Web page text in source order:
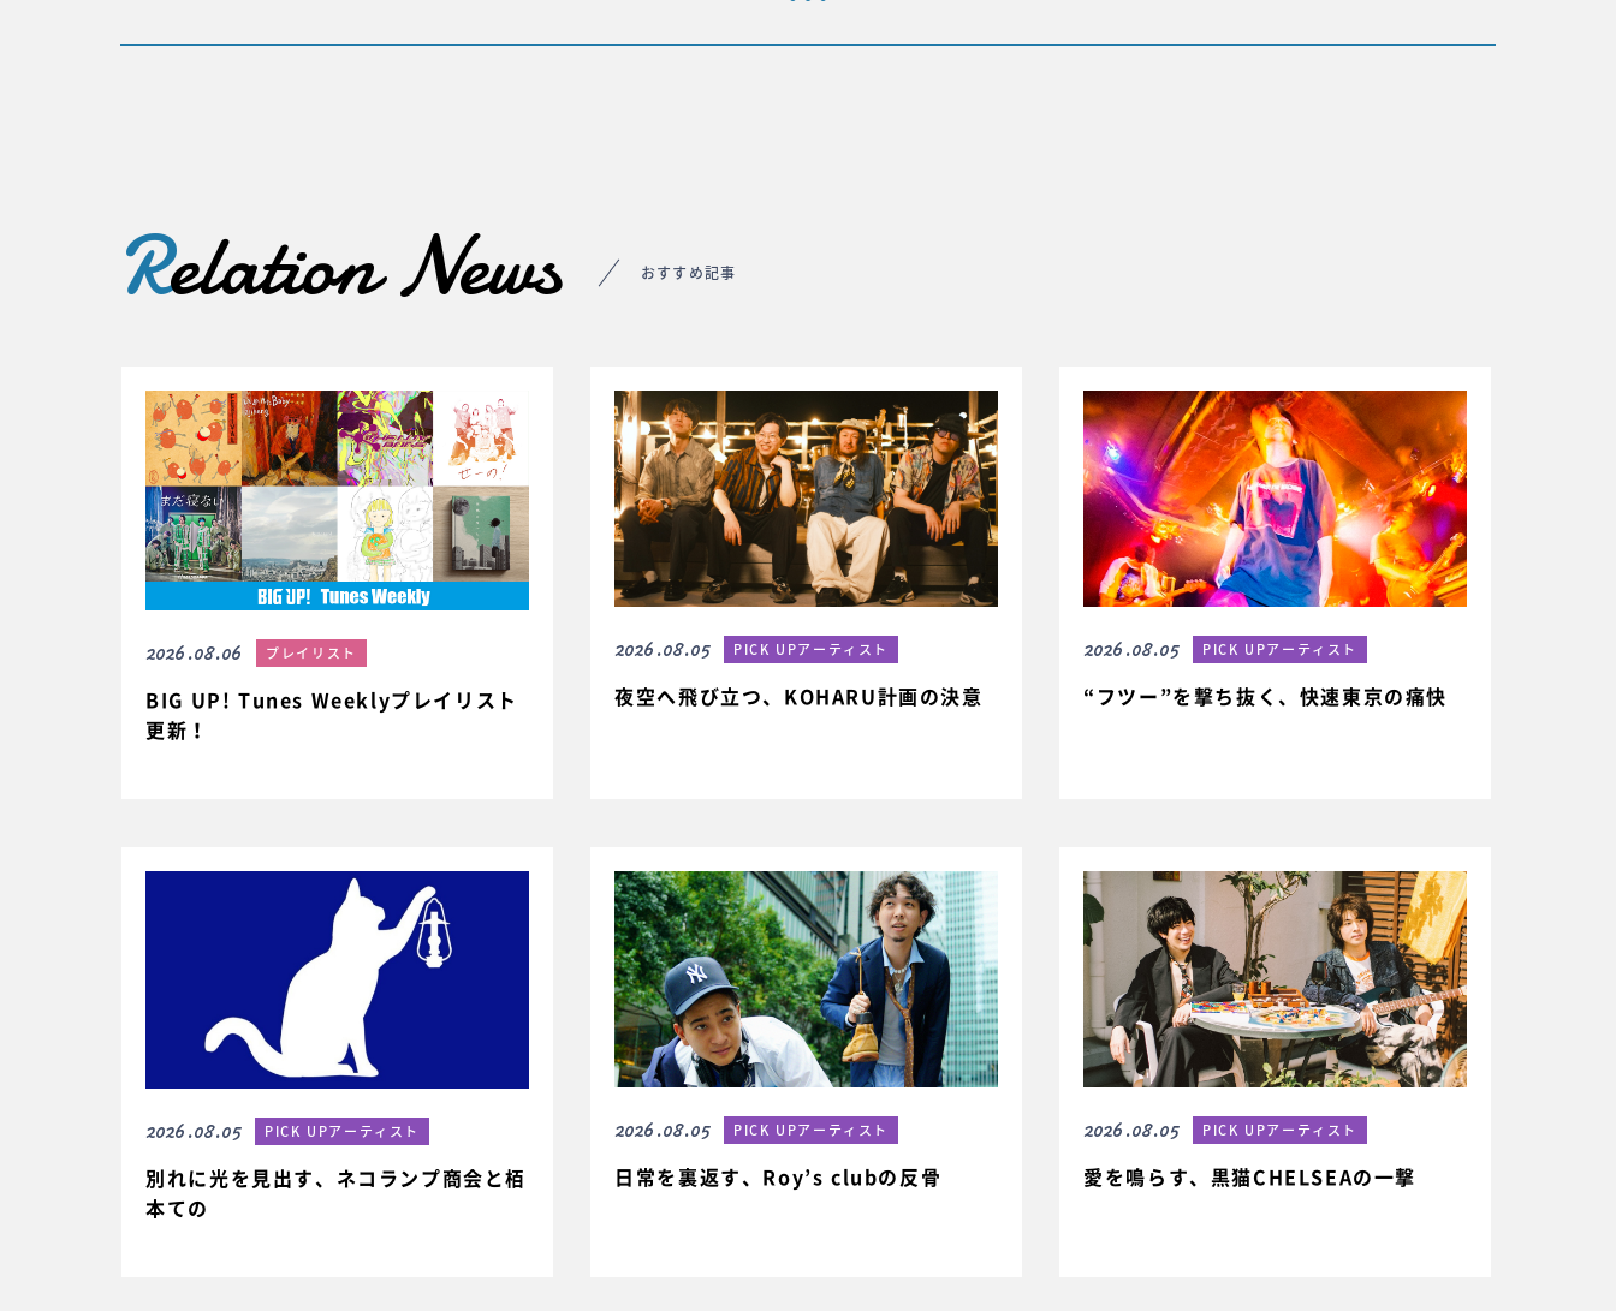
Relation News おすすめ記事
2026.08.06 プレイリスト
BIG UP! Tunes Weeklyプレイリスト
更新！
2026.08.05 PICK UPアーティスト
夜空へ飛び立つ、KOHARU計画の決意
2026.08.05 PICK UPアーティスト
“フツー”を撃ち抜く、快速東京の痛快
2026.08.05 PICK UPアーティスト
別れに光を見出す、ネコランプ商会と栢
本ての
2026.08.05 PICK UPアーティスト
日常を裏返す、Roy’s clubの反骨
2026.08.05 PICK UPアーティスト
愛を鳴らす、黒猫CHELSEAの一撃